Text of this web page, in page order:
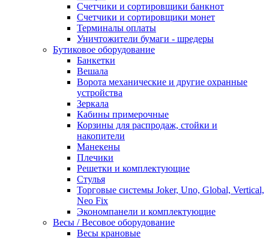
Счетчики и сортировщики банкнот
Счетчики и сортировщики монет
Терминалы оплаты
Уничтожители бумаги - шредеры
Бутиковое оборудование
Банкетки
Вешала
Ворота механические и другие охранные
устройства
Зеркала
Кабины примерочные
Корзины для распродаж, стойки и
накопители
Манекены
Плечики
Решетки и комплектующие
Стулья
Торговые системы Joker, Uno, Global, Vertical,
Neo Fix
Экономпанели и комплектующие
Весы / Весовое оборудование
Весы крановые